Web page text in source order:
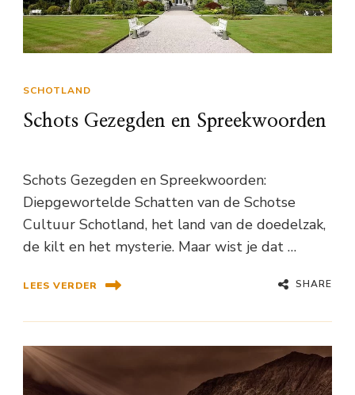
SCHOTLAND
Schots Gezegden en Spreekwoorden
Schots Gezegden en Spreekwoorden:
Diepgewortelde Schatten van de Schotse
Cultuur Schotland, het land van de doedelzak,
de kilt en het mysterie. Maar wist je dat …
LEES VERDER SHARE